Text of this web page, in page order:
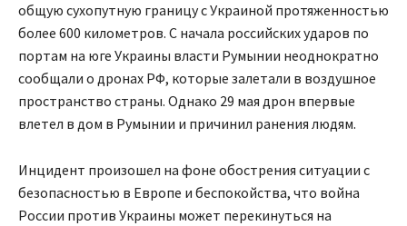
общую сухопутную границу с Украиной протяженностью
более 600 километров. С начала российских ударов по
портам на юге Украины власти Румынии неоднократно
сообщали о дронах РФ, которые залетали в воздушное
пространство страны. Однако 29 мая дрон впервые
влетел в дом в Румынии и причинил ранения людям.
Инцидент произошел на фоне обострения ситуации с
безопасностью в Европе и беспокойства, что война
России против Украины может перекинуться на